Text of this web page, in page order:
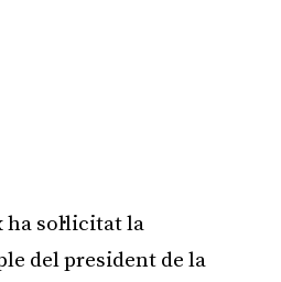
ha sol·licitat la
del president de la